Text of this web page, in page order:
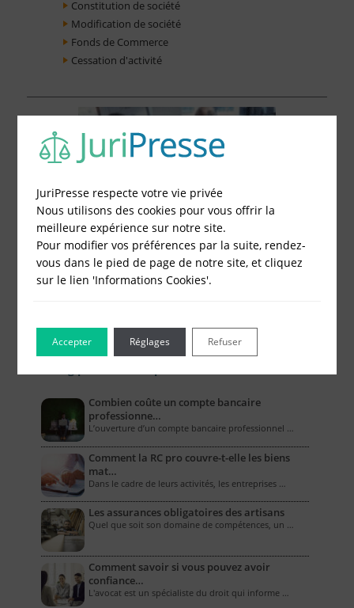
Constitution de société
Modification de société
Fonds de Commerce
Cessation d'activité
Combien coûte un compte bancaire
professionne…
L’ouverture d’un compte bancaire professionnel …
Comment la RC pro couvre-t-elle les biens
mat…
Dans le cadre de leurs activités, les entreprises …
Les assurances obligatoires des artisans
Quel que soit son domaine de compétences, un …
Comment savoir si vous pouvez avoir
confiance…
L'avocat est un spécialiste du droit qui informe …
JuriPresse respecte votre vie privée
Nous utilisons des cookies pour vous offrir la
meilleure expérience sur notre site.
Pour modifier vos préférences par la suite, rendez-
vous dans le pied de page de notre site, et cliquez
sur le lien 'Informations Cookies'.
Accepter Refuser
Réglages